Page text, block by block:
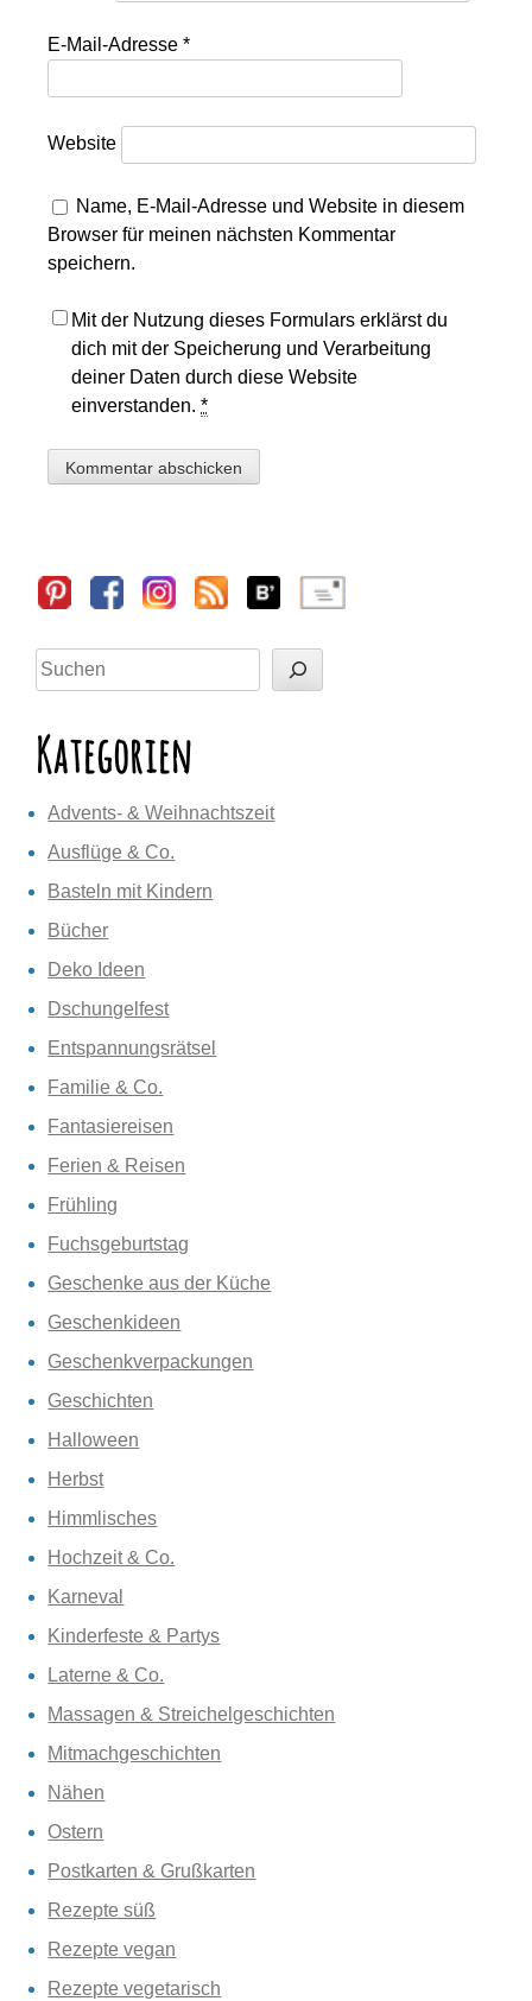
E-Mail-Adresse*
Website
Name, E-Mail-Adresse und Website in diesem
Browser für meinen nächsten Kommentar
speichern.
Mit der Nutzung dieses Formulars erklärst du
dich mit der Speicherung und Verarbeitung
deiner Daten durch diese Website
einverstanden.*
Sidebar
Suchen
Kategorien
Advents- & Weihnachtszeit
Ausflüge & Co.
Basteln mit Kindern
Bücher
Deko Ideen
Dschungelfest
Entspannungsrätsel
Familie & Co.
Fantasiereisen
Ferien & Reisen
Frühling
Fuchsgeburtstag
Geschenke aus der Küche
Geschenkideen
Geschenkverpackungen
Geschichten
Halloween
Herbst
Himmlisches
Hochzeit & Co.
Karneval
Kinderfeste & Partys
Laterne & Co.
Massagen & Streichelgeschichten
Mitmachgeschichten
Nähen
Ostern
Postkarten & Grußkarten
Rezepte süß
Rezepte vegan
Rezepte vegetarisch